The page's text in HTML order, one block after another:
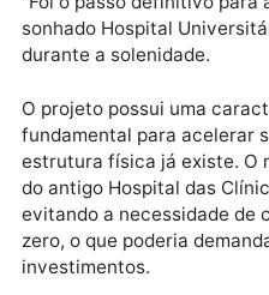
formação de novos
momento em que o
campo das intenções
“Foi o passo definitivo
sonhado Hospital
durante a solenidade.